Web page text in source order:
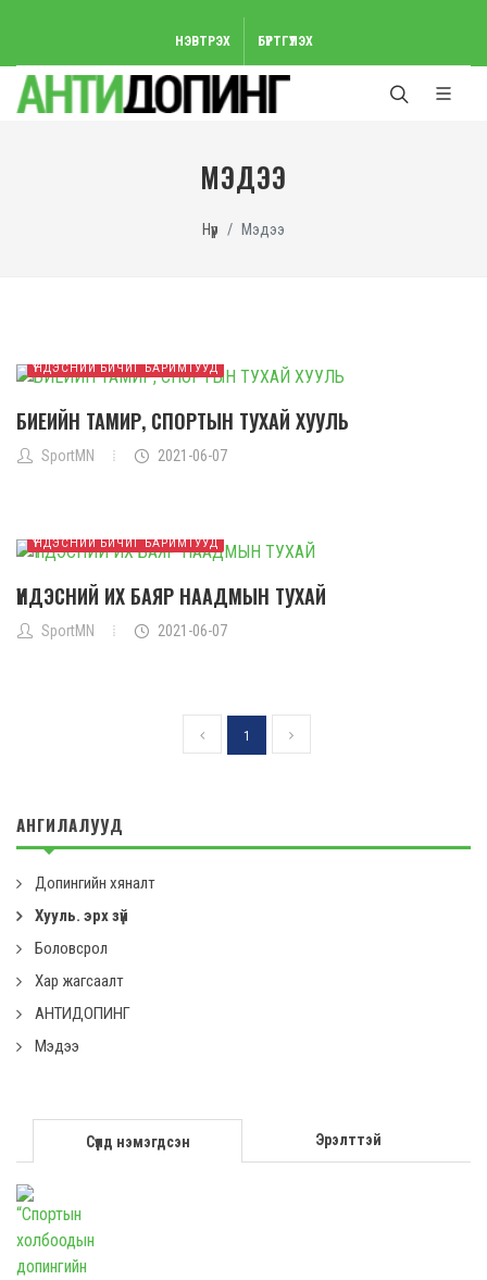
НЭВТРЭХ БҮРТГҮҮЛЭХ
МЭДЭЭ
Нүүр Мэдээ
ҮНДЭСНИЙ БИЧИГ БАРИМТУУД
БИЕИЙН ТАМИР, СПОРТЫН ТУХАЙ ХУУЛЬ
SportMN 2021-06-07
ҮНДЭСНИЙ БИЧИГ БАРИМТУУД
ҮНДЭСНИЙ ИХ БАЯР НААДМЫН ТУХАЙ
SportMN 2021-06-07
1
АНГИЛАЛУУД
Допингийн хяналт
Хууль. эрх зүй
Боловсрол
Хар жагсаалт
АНТИДОПИНГ
Мэдээ
Сүүлд нэмэгдсэн Эрэлттэй